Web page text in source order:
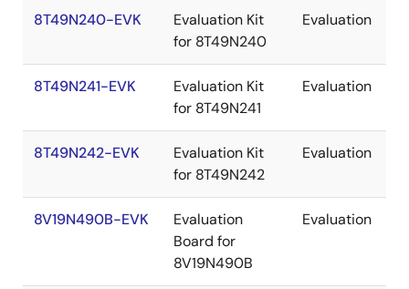
8T49N240-EVK
Evaluation Kit
for 8T49N240
Evaluation
8T49N241-EVK
Evaluation Kit
for 8T49N241
Evaluation
8T49N242-EVK
Evaluation Kit
for 8T49N242
Evaluation
8V19N490B-EVK
Evaluation
Board for
8V19N490B
Evaluation